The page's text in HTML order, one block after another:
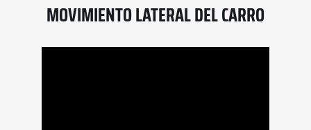
MOVIMIENTO LATERAL DEL CARRO